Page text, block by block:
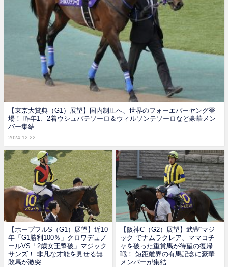
【東京大賞典（G1）展望】国内制圧へ、世界のフォーエバーヤング登
場！ 昨年1、2着ウシュバテソーロ＆ウィルソンテソーロなど豪華メン
バー集結
2024.12.22
【ホープフルS（G1）展望】近10
年「G1勝利100％」クロワデュノ
ールVS「2歳女王撃破」マジック
サンズ！ 非凡な才能を見せる無
敗馬が激突
【阪神C（G2）展望】武豊“マジ
ック”でナムラクレア、ママコチ
ャを破った重賞馬が待望の復帰
戦！ 短距離界の有馬記念に豪華
メンバーが集結